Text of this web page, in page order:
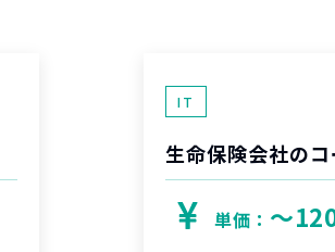
IT
生命保険会社の
単価： 〜